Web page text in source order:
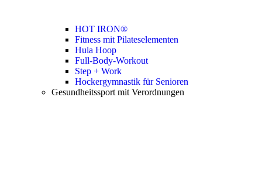
HOT IRON®
Fitness mit Pilateselementen
Hula Hoop
Full-Body-Workout
Step + Work
Hockergymnastik für Senioren
Gesundheitssport mit Verordnungen